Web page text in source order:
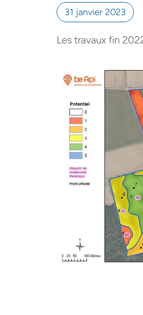
31 janvier 2023
Les travaux fin